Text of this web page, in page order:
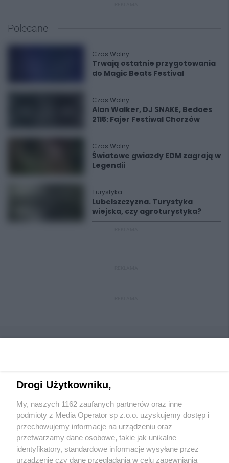
Polecane
Czas Wolny
Trwają ostatnie przygotowania
do Magic Beats Festival
Czas Wolny
Alan Walker, DJ SNAKE, Bedoes
2115: Fajer Festiwal Chorzów
Czas Wolny
Światowe gwiazdy EDM zagrają w
Legendii
Turystyka
Lubelszczyzna. Turystyka
wiejska, czy agroturystyka?
Drogi Użytkowniku,
My, naszych 1162 zaufanych partnerów oraz inne
podmioty z Media Operator sp z.o.o. uzyskujemy dostęp i
przechowujemy informacje na urządzeniu oraz
przetwarzamy dane osobowe, takie jak unikalne
identyfikatory, standardowe informacje wysyłane przez
urządzenie czy dane przeglądania w celu zapewniania